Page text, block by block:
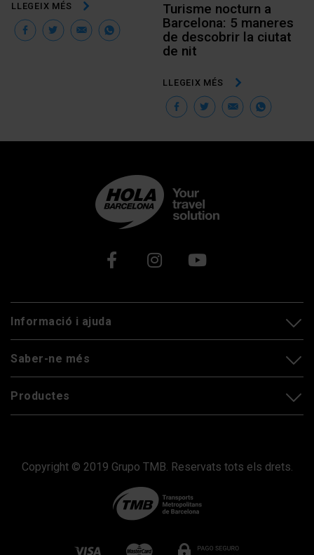
LLEGEIX MÉS
Facebook
Twitter
EmailWhatsApp
Turisme nocturn a
Barcelona: 5 maneres
de descobrir la ciutat
de nit
LLEGEIX MÉS
Facebook
Twitter
Email
Xarxes socials
Informació i ajuda
Saber-ne més
Productes
Copyright © 2019 Grupo TMB. Reservats tots els drets.